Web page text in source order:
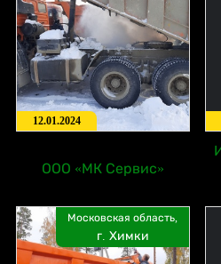
12.01.2024
ООО «МК Сервис»
Московская область,
г. Химки